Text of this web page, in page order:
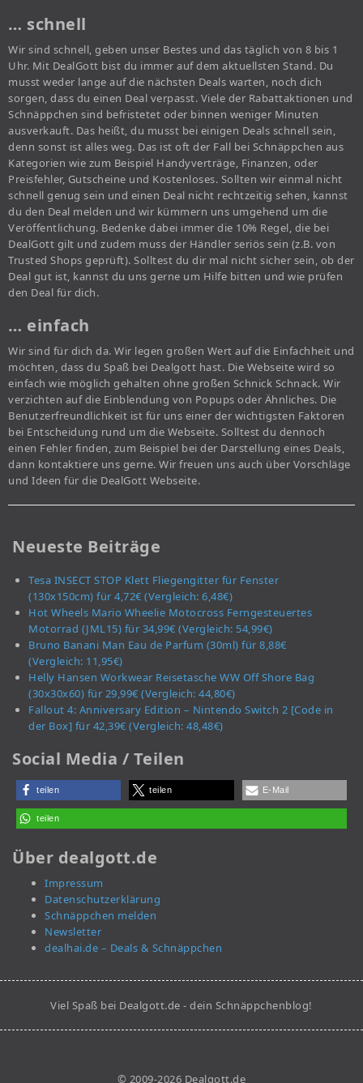
… schnell
Wir sind schnell, geben unser Bestes und das täglich von 8 bis 1
Uhr. Mit DealGott bist du immer auf dem aktuellsten Stand. Du
musst weder lange auf die nächsten Deals warten, noch dich
sorgen, dass du einen Deal verpasst. Viele der Rabattaktionen und
Schnäppchen sind befristetet oder binnen weniger Minuten
ausverkauft. Das heißt, du musst bei einigen Deals schnell sein,
denn sonst ist alles weg. Das ist oft der Fall bei Schnäppchen aus
Kategorien wie zum Beispiel Handyverträge, Finanzen, oder
Preisfehler, Gutscheine und Kostenloses. Sollten wir einmal nicht
schnell genug sein und einen Deal nicht rechtzeitig sehen, kannst
du den Deal melden und wir kümmern uns umgehend um die
Veröffentlichung. Bedenke dabei immer die 10% Regel, die bei
DealGott gilt und zudem muss der Händler seriös sein (z.B. von
Trusted Shops geprüft). Solltest du dir mal nicht sicher sein, ob der
Deal gut ist, kannst du uns gerne um Hilfe bitten und wie prüfen
den Deal für dich.
… einfach
Wir sind für dich da. Wir legen großen Wert auf die Einfachheit und
möchten, dass du Spaß bei Dealgott hast. Die Webseite wird so
einfach wie möglich gehalten ohne großen Schnick Schnack. Wir
verzichten auf die Einblendung von Popups oder Ähnliches. Die
Benutzerfreundlichkeit ist für uns einer der wichtigsten Faktoren
bei Entscheidung rund um die Webseite. Solltest du dennoch
einen Fehler finden, zum Beispiel bei der Darstellung eines Deals,
dann kontaktiere uns gerne. Wir freuen uns auch über Vorschläge
und Ideen für die DealGott Webseite.
Neueste Beiträge
Tesa INSECT STOP Klett Fliegengitter für Fenster
(130x150cm) für 4,72€ (Vergleich: 6,48€)
Hot Wheels Mario Wheelie Motocross Ferngesteuertes
Motorrad (JML15) für 34,99€ (Vergleich: 54,99€)
Bruno Banani Man Eau de Parfum (30ml) für 8,88€
(Vergleich: 11,95€)
Helly Hansen Workwear Reisetasche WW Off Shore Bag
(30x30x60) für 29,99€ (Vergleich: 44,80€)
Fallout 4: Anniversary Edition – Nintendo Switch 2 [Code in
der Box] für 42,39€ (Vergleich: 48,48€)
Social Media / Teilen
teilen teilen E-Mail
teilen
Über dealgott.de
Impressum
Datenschutzerklärung
Schnäppchen melden
Newsletter
dealhai.de – Deals & Schnäppchen
Viel Spaß bei Dealgott.de - dein Schnäppchenblog!
© 2009-2026 Dealgott.de